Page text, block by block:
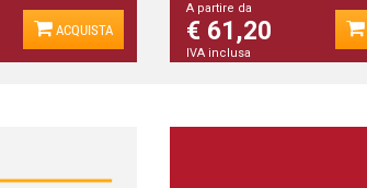
ACQUISTA
A partire da
€ 61,20
IVA inclusa